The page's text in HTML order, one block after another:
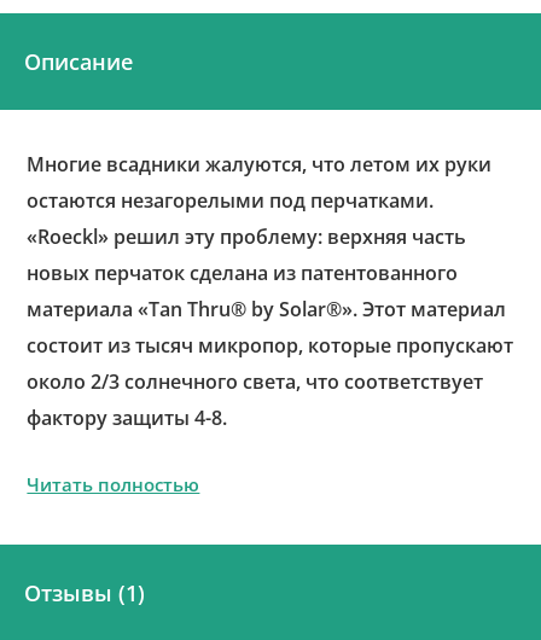
Описание
Многие всадники жалуются, что летом их руки
остаются незагорелыми под перчатками.
«Roeckl» решил эту проблему: верхняя часть
новых перчаток сделана из патентованного
материала «Tan Thru® by Solar®». Этот материал
состоит из тысяч микропор, которые пропускают
около 2/3 солнечного света, что соответствует
фактору защиты 4-8.
Читать полностью
Отзывы (1)